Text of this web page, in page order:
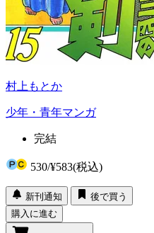
村上もとか
少年・青年マンガ
完結
530/¥583(税込)
新刊通知
後で買う
購入に進む